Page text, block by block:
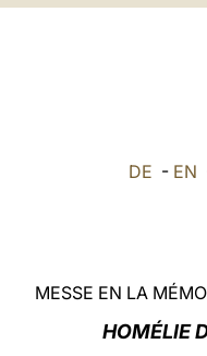
DE - EN
MESSE EN LA
HOMÉLIE